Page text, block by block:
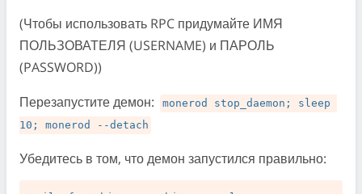
(Чтобы использовать RPC придумайте ИМЯ
ПОЛЬЗОВАТЕЛЯ (USERNAME) и ПАРОЛЬ
(PASSWORD))
Перезапустите демон:
monerod stop_daemon; sleep
10; monerod --detach
Убедитесь в том, что демон запустился правильно: